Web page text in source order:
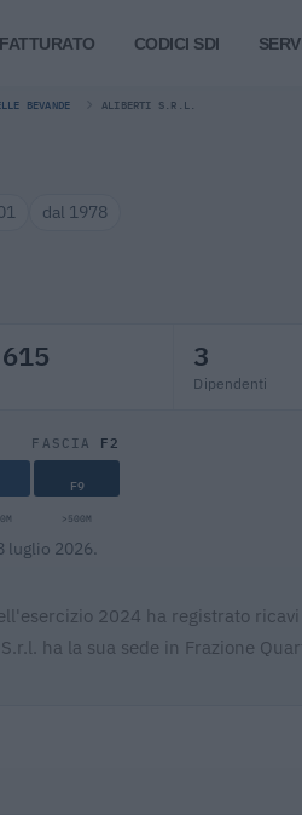
FATTURATO CODICI SDI
BEVANDE ALIBERTI S.R.L.
dal 1978
3
Dipendenti
FASCIA F2
F9
>500M
2026.
2024 ha registrato
ha la sua sede in Frazione